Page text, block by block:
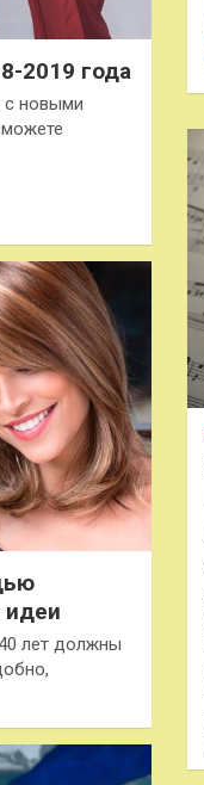
2019 года
с новыми
идеи
лет должны